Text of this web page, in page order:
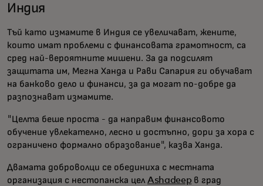
Индия
Тъй като измамите в Индия се увеличават, жените,
които имат проблеми с финансовата грамотност, са
сред най-вероятните мишени. За да подсилят
защитата им, Мегна Ханда и Рави Сапария ги обучават
на банково дело и финанси, за да могат по-добре да
разпознават измамите.
"Целта беше проста - да направим финансовото
обучение увлекателно, лесно и достъпно, дори за хора с
ограничено формално образование", казва Ханда.
Двамата доброволци се обединиха с местната
организация с нестопанска цел Ashadeep в град